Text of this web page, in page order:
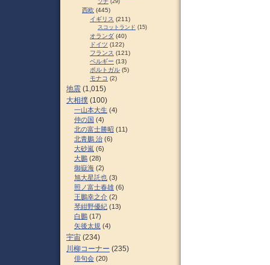
西欧 (445)
イギリス (211)
スコットランド (15)
オランダ (40)
ドイツ (122)
フランス (121)
ベルギー (13)
ポルトガル (5)
モナコ (2)
地震 (1,015)
大相撲 (100)
一山本大生 (4)
仲の国 (4)
北の富士勝昭 (11)
北青鵬 治 (6)
大砂嵐 (6)
大鵬 (28)
御嶽海 (2)
旭大星託也 (3)
照ノ富士春雄 (6)
王鵬幸之介 (2)
琴紺野優紀 (13)
白鵬 (17)
矢後太規 (4)
宇宙 (234)
川柳コーナー (235)
俳句会 (20)